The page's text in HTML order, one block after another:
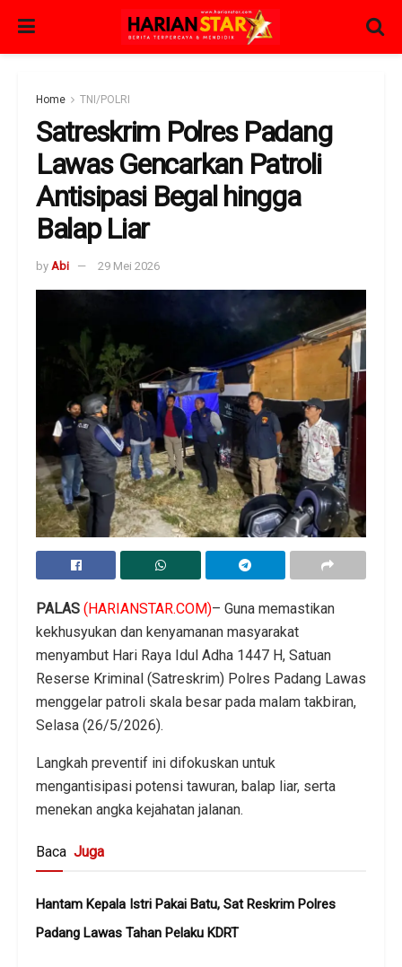
Home TNI/POLRI
Satreskrim Polres Padang
Lawas Gencarkan Patroli
Antisipasi Begal hingga
Balap Liar
by Abi 29 Mei 2026
PALAS (HARIANSTAR.COM)– Guna memastikan
kekhusyukan dan kenyamanan masyarakat
menyambut Hari Raya Idul Adha 1447 H, Satuan
Reserse Kriminal (Satreskrim) Polres Padang Lawas
menggelar patroli skala besar pada malam takbiran,
Selasa (26/5/2026).
Langkah preventif ini difokuskan untuk
mengantisipasi potensi tawuran, balap liar, serta
menekan angka kejahatan jalanan.
Baca Juga
Hantam Kepala Istri Pakai Batu, Sat Reskrim Polres
Padang Lawas Tahan Pelaku KDRT